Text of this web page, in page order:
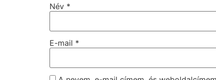
Név *
E-mail *